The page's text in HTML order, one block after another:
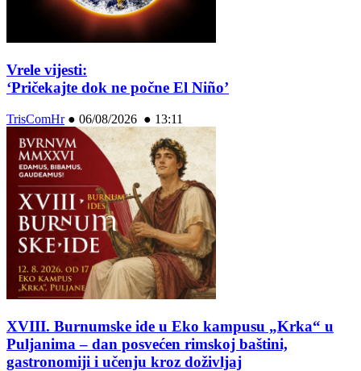
Vrele vijesti:
‘Pričekajte dok ne počne El Niño’
TrisComHr● 06/08/2026 ● 13:11
XVIII. Burnumske ide u Eko kampusu „Krka“ u
Puljanima – dan posvećen rimskoj baštini,
gastronomiji i učenju kroz doživljaj